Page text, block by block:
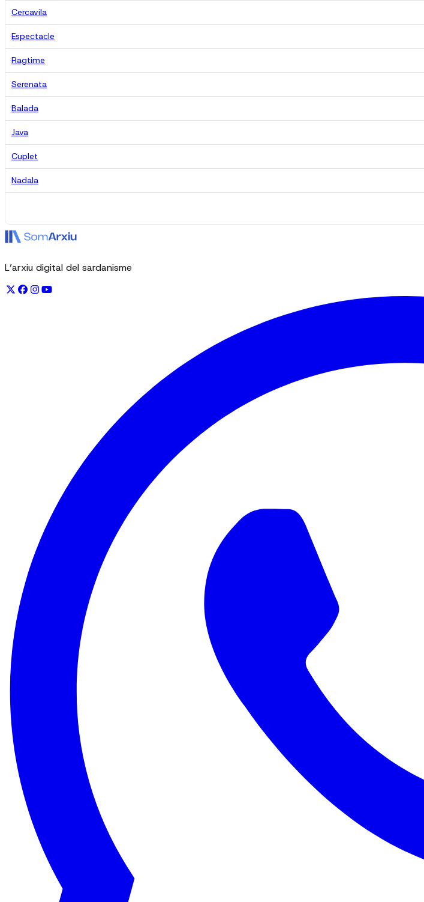
Cercavila
Espectacle
Ragtime
Serenata
Balada
Java
Cuplet
Nadala
L’arxiu digital del sardanisme